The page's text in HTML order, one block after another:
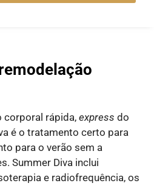
corporal rápida, express do
é o tratamento certo para
para o verão sem a
Summer Diva inclui
e radiofrequência, os